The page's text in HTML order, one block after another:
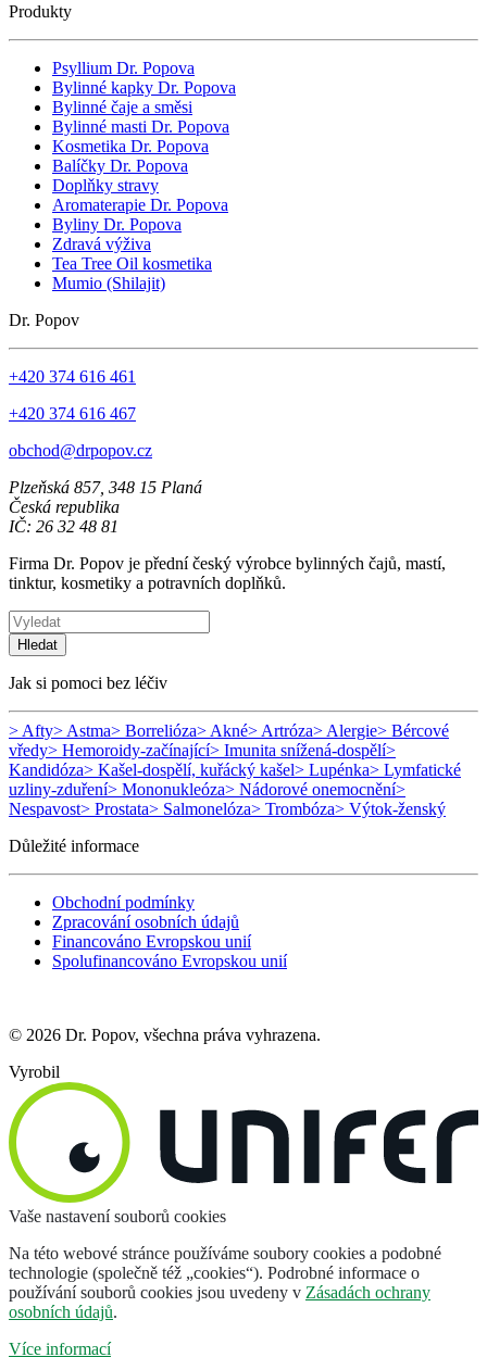
Produkty
Psyllium Dr. Popova
Bylinné kapky Dr. Popova
Bylinné čaje a směsi
Bylinné masti Dr. Popova
Kosmetika Dr. Popova
Balíčky Dr. Popova
Doplňky stravy
Aromaterapie Dr. Popova
Byliny Dr. Popova
Zdravá výživa
Tea Tree Oil kosmetika
Mumio (Shilajit)
Dr. Popov
+420 374 616 461
+420 374 616 467
obchod@drpopov.cz
Plzeňská 857, 348 15 Planá
Česká republika
IČ: 26 32 48 81
Firma Dr. Popov je přední český výrobce bylinných čajů, mastí,
tinktur, kosmetiky a potravních doplňků.
Hledat
Jak si pomoci bez léčiv
> Afty> Astma> Borrelióza> Akné> Artróza> Alergie> Bércové
vředy> Hemoroidy-začínající> Imunita snížená-dospělí>
Kandidóza> Kašel-dospělí, kuřácký kašel> Lupénka> Lymfatické
uzliny-zduření> Mononukleóza> Nádorové onemocnění>
Nespavost> Prostata> Salmonelóza> Trombóza> Výtok-ženský
Důležité informace
Obchodní podmínky
Zpracování osobních údajů
Financováno Evropskou unií
Spolufinancováno Evropskou unií
© 2026 Dr. Popov, všechna práva vyhrazena.
Vyrobil
Vaše nastavení souborů cookies
Na této webové stránce používáme soubory cookies a podobné
technologie (společně též „cookies“). Podrobné informace o
používání souborů cookies jsou uvedeny v Zásadách ochrany
osobních údajů.
Více informací